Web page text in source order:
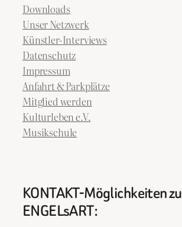
Downloads
Unser Netzwerk
Künstler-Interviews
Datenschutz
Impressum
Anfahrt & Parkplätze
Mitglied werden
Kulturleben e.V.
Musikschule
KONTAKT-Möglichkeiten zu
ENGELsART: